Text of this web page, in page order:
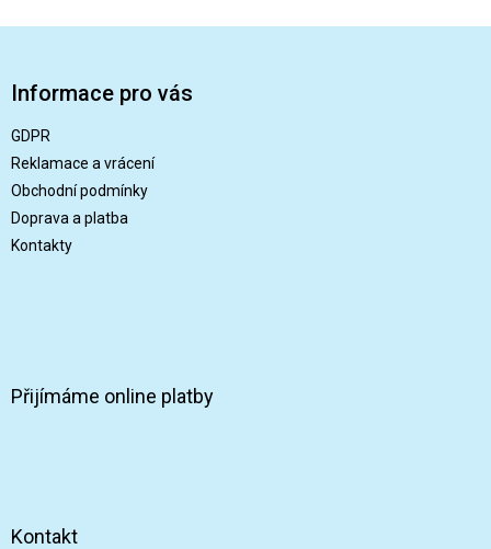
Informace pro vás
GDPR
Reklamace a vrácení
Obchodní podmínky
Doprava a platba
Kontakty
Přijímáme online platby
Kontakt